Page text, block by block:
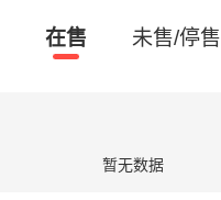
在售 未售/停售
暂无数据